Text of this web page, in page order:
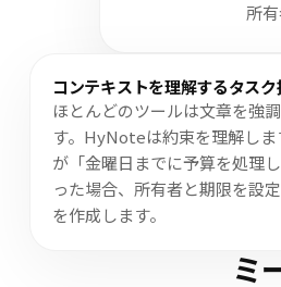
所
コンテキストを理解するタスク
ほとんどのツールは文章を強
す。HyNoteは約束を理解し
が「金曜日までに予算を処理
った場合、所有者と期限を設
を作成します。
ミ